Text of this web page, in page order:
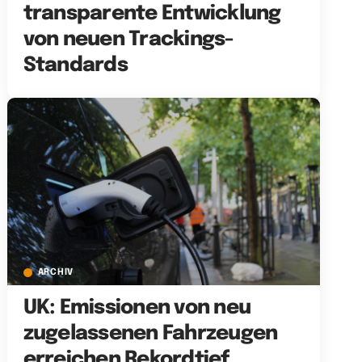
transparente Entwicklung
von neuen Trackings-
Standards
ARCHIV
UK: Emissionen von neu
zugelassenen Fahrzeugen